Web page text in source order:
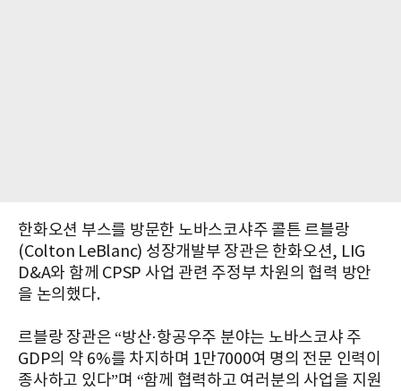
한화오션 부스를 방문한 노바스코샤주 콜튼 르블랑
(Colton LeBlanc) 성장개발부 장관은 한화오션, LIG
D&A와 함께 CPSP 사업 관련 주정부 차원의 협력 방안
을 논의했다.
르블랑 장관은 “방산·항공우주 분야는 노바스코샤 주
GDP의 약 6%를 차지하며 1만7000여 명의 전문 인력이
종사하고 있다”며 “함께 협력하고 여러분의 사업을 지원